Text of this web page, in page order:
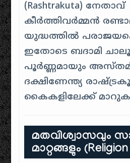
(Rashtrakuta) നേതാവ്
കീർത്തിവർമ്മൻ
യുദ്ധത്തിൽ
ഇതോടെ ബദാമി
പൂർണ്ണമായും
ദക്ഷിണേന്ത്യ
കൈകളിലേക്ക്
മതവിശ്വാസവും
മാറ്റങ്ങളും